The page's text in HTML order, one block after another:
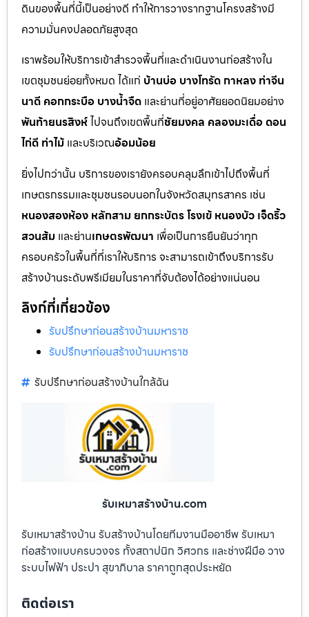
ดินของพื้นที่นี้เป็นอย่างดี ทำให้การวางรากฐานโครงสร้างมี
ความมั่นคงปลอดภัยสูงสุด
เราพร้อมให้บริการเข้าสำรวจพื้นที่และดำเนินงานก่อสร้างใน
เขตชุมชนย่อยทั้งหมด ได้แก่ บ้านบ่อ บางโทรัด กาหลง ท่าจีน
นาดี คอกกระบือ บางน้ำจืด และย่านที่อยู่อาศัยยอดนิยมอย่าง
พันท้ายนรสิงห์ไปจนถึงเขตพื้นที่ชัยมงคล คลองมะเดื่อ ดอน
ไก่ดี ท่าไม้ และบริเวณอ้อมน้อย
ยิ่งไปกว่านั้น บริการของเรายังครอบคลุมลึกเข้าไปถึงพื้นที่
เกษตรกรรมและชุมชนรอบนอกในจังหวัดสมุทรสาคร เช่น
หนองสองห้อง หลักสาม ยกกระบัตร โรงเข้ หนองบัว เจ็ดริ้ว
สวนส้ม และย่านเกษตรพัฒนา เพื่อเป็นการยืนยันว่าทุก
ครอบครัวในพื้นที่ที่เราให้บริการ จะสามารถเข้าถึงบริการรับ
สร้างบ้านระดับพรีเมียมในราคาที่จับต้องได้อย่างแน่นอน
ลิงก์ที่เกี่ยวข้อง
รับปรึกษาก่อนสร้างบ้านมหาราช
รับปรึกษาก่อนสร้างบ้านมหาราช
รับปรึกษาก่อนสร้างบ้านใกล้ฉัน
รับเหมาสร้างบ้าน.com
รับเหมาสร้างบ้าน รับสร้างบ้านโดยทีมงานมืออาชีพ รับเหมา
ก่อสร้างแบบครบวงจร ทั้งสถาปนิก วิศวกร และช่างฝีมือ วาง
ระบบไฟฟ้า ประปา สุขาภิบาล ราคาถูกสุดประหยัด
ติดต่อเรา